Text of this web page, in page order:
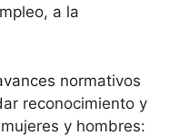
a la
normativos
reconocimiento y
y hombres: